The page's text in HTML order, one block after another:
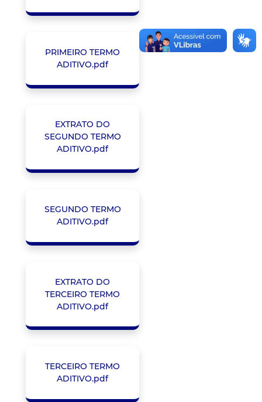
PRIMEIRO TERMO
ADITIVO.pdf
EXTRATO DO
SEGUNDO TERMO
ADITIVO.pdf
SEGUNDO TERMO
ADITIVO.pdf
EXTRATO DO
TERCEIRO TERMO
ADITIVO.pdf
TERCEIRO TERMO
ADITIVO.pdf